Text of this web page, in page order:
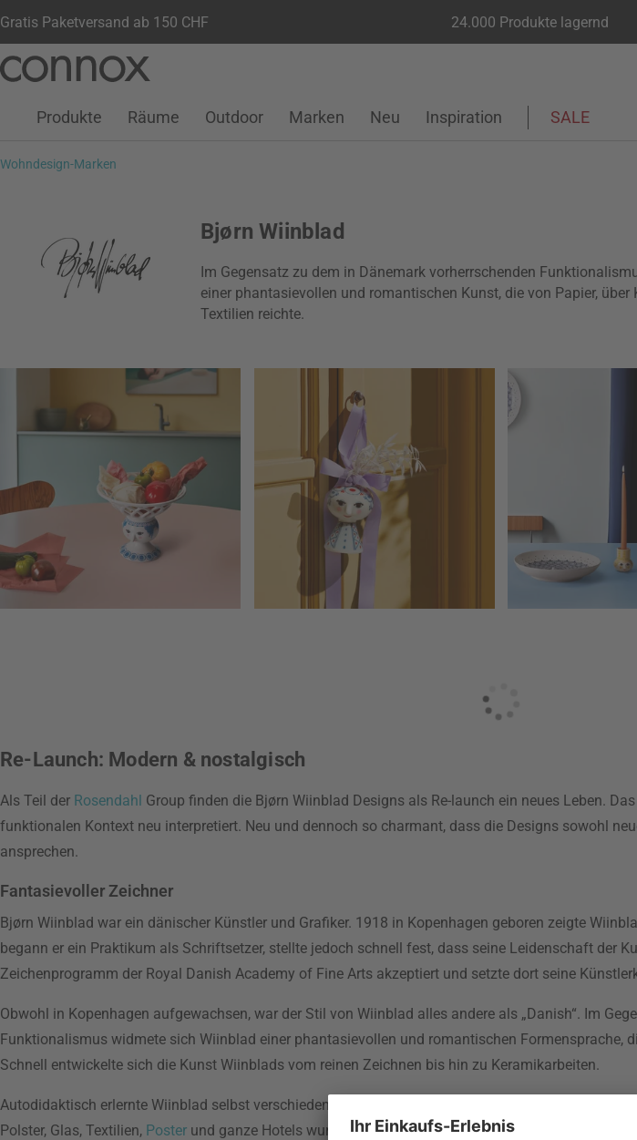
Gratis Paketversand ab 150 CHF 24.000 Produkte lagernd
Seiteninhalt
Suchfeld
Kundenkonto
Wunschliste
Warenkorb
Produkte Räume Outdoor Marken Neu Inspiration SALE
Wohndesign-Marken
Bjørn Wiinblad
Im Gegensatz zu dem in Dänemark vorherrschenden
einer phantasievollen und romantischen Kunst, die von Papier, über
Textilien reichte.
Re-Launch: Modern & nostalgisch
Als Teil der Rosendahl Group finden die Bjørn Wiinblad Designs als Re-launch ein neues Leben.
funktionalen Kontext neu interpretiert. Neu und dennoch so charmant, dass die Designs sowohl
ansprechen.
Fantasievoller Zeichner
Bjørn Wiinblad war ein dänischer Künstler und Grafiker. 1918 in Kopenhagen geboren zeigte
begann er ein Praktikum als Schriftsetzer, stellte jedoch schnell fest, dass seine Leidenschaft der
Zeichenprogramm der Royal Danish Academy of Fine Arts akzeptiert und setzte dort seine
Obwohl in Kopenhagen aufgewachsen, war der Stil von Wiinblad alles andere als „Danish“. Im
Funktionalismus widmete sich Wiinblad einer phantasievollen und romantischen Formensprache,
Schnell entwickelte sich die Kunst Wiinblads vom reinen Zeichnen bis hin zu Keramikarbeiten.
Autodidaktisch erlernte Wiinblad selbst verschiedene Keramiktechniken. Aber nicht nur
Polster, Glas, Textilien, Poster und ganze Hotels wurden mit den romantischen, märchenhaften